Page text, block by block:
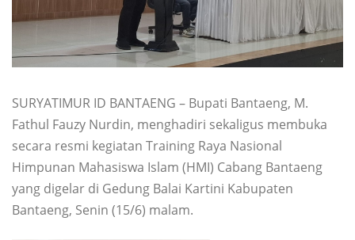
SURYATIMUR ID BANTAENG – Bupati Bantaeng, M.
Fathul Fauzy Nurdin, menghadiri sekaligus membuka
secara resmi kegiatan Training Raya Nasional
Himpunan Mahasiswa Islam (HMI) Cabang Bantaeng
yang digelar di Gedung Balai Kartini Kabupaten
Bantaeng, Senin (15/6) malam.